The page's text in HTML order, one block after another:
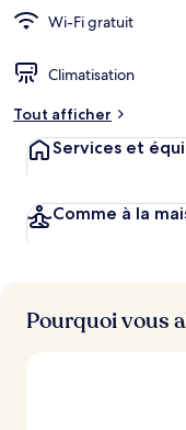
Wi-Fi gratuit
Climatisation
Tout afficher
Services et
Comme à la
Pourquoi vous